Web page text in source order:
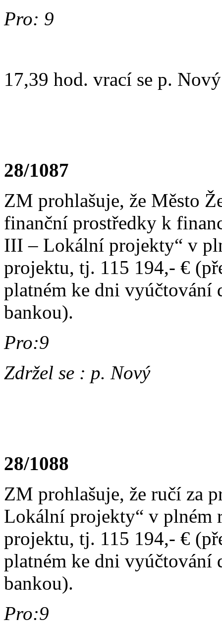
Pro: 9
17,39 hod. vrací se p. Nový
28/1087
ZM prohlašuje, že Město
finanční prostředky k
III – Lokální projekty“ v
projektu, tj. 115 194,- €
platném ke dni vyúčtování
bankou).
Pro:9
Zdržel se : p. Nový
28/1088
ZM prohlašuje, že ručí za
Lokální projekty“ v plném
projektu, tj. 115 194,- €
platném ke dni vyúčtování
bankou).
Pro:9